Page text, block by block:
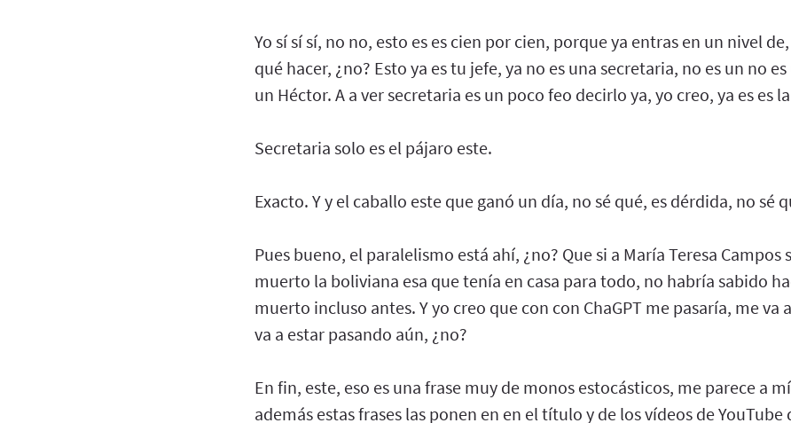
Yo sí sí sí, no no, esto es es cien por cien, porque ya entras en un nivel
qué hacer, ¿no? Esto ya es tu jefe, ya no es una secretaria, no es un no
un Héctor. A a ver secretaria es un poco feo decirlo ya, yo creo, ya es es la
Secretaria solo es el pájaro este.
Exacto. Y y el caballo este que ganó un día, no sé qué, es dérdida, no sé
Pues bueno, el paralelismo está ahí, ¿no? Que si a María Teresa Campos
muerto la boliviana esa que tenía en casa para todo, no habría sabido
muerto incluso antes. Y yo creo que con con ChaGPT me pasaría, me va
va a estar pasando aún, ¿no?
En fin, este, eso es una frase muy de monos estocásticos, me parece a
además estas frases las ponen en en el título y de los vídeos de YouTube